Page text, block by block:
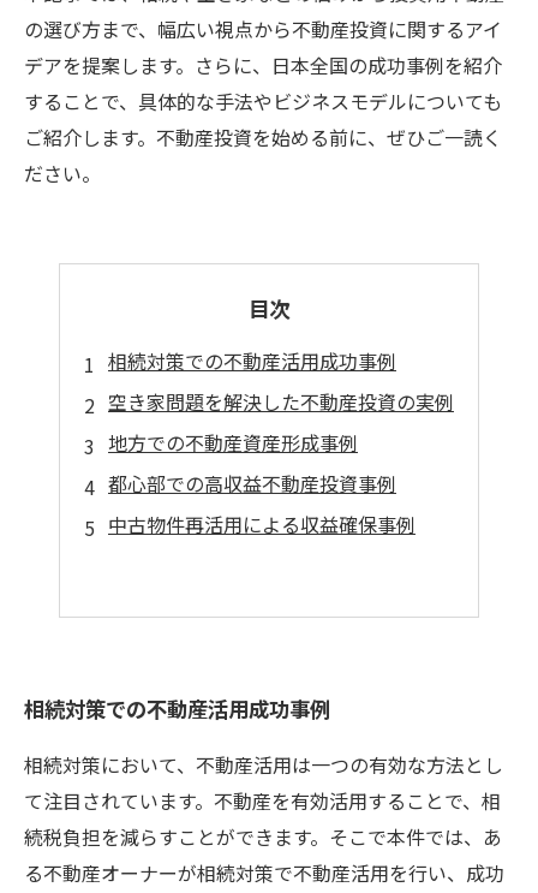
の選び方まで、幅広い視点から不動産投資に関するアイ
デアを提案します。さらに、日本全国の成功事例を紹介
することで、具体的な手法やビジネスモデルについても
ご紹介します。不動産投資を始める前に、ぜひご一読く
ださい。
目次
相続対策での不動産活用成功事例
空き家問題を解決した不動産投資の実例
地方での不動産資産形成事例
都心部での高収益不動産投資事例
中古物件再活用による収益確保事例
相続対策での不動産活用成功事例
相続対策において、不動産活用は一つの有効な方法とし
て注目されています。不動産を有効活用することで、相
続税負担を減らすことができます。そこで本件では、あ
る不動産オーナーが相続対策で不動産活用を行い、成功